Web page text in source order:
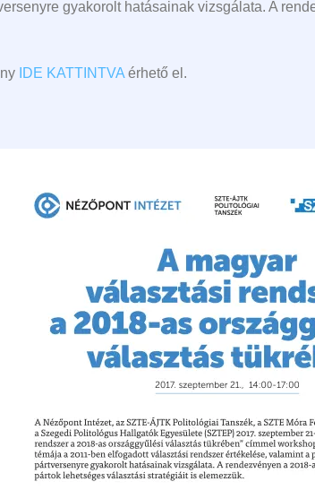
gyakorolt hatásainak vizsgálata. A
IDE KATTINTVA érhető el.